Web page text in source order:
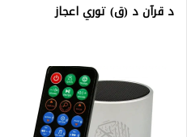
د قرآن د (ق) توري اعجاز